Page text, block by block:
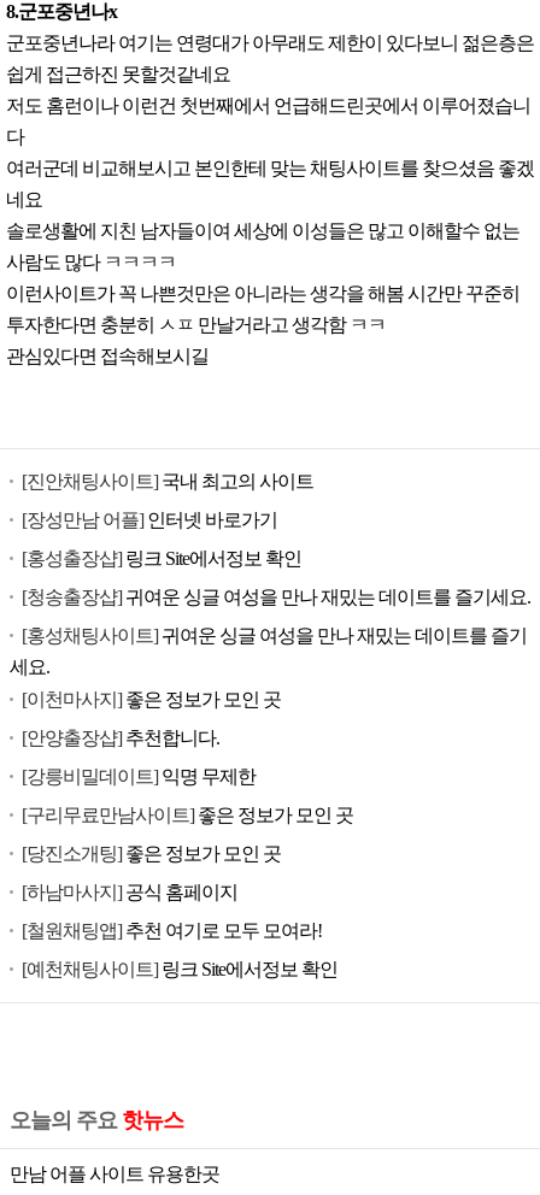
8.군포중년나x
군포중년나라 여기는 연령대가 아무래도 제한이 있다보니 젊은층은
쉽게 접근하진 못할것같네요
저도 홈런이나 이런건 첫번째에서 언급해드린곳에서 이루어졌습니
다
여러군데 비교해보시고 본인한테 맞는 채팅사이트를 찾으셨음 좋겠
네요
솔로생활에 지친 남자들이여 세상에 이성들은 많고 이해할수 없는
사람도 많다 ㅋㅋㅋㅋ
이런사이트가 꼭 나쁜것만은 아니라는 생각을 해봄 시간만 꾸준히
투자한다면 충분히 ㅅㅍ 만날거라고 생각함 ㅋㅋ
관심있다면 접속해보시길
[진안채팅사이트]국내 최고의 사이트
[장성만남 어플]인터넷 바로가기
[홍성출장샵]링크 Site에서정보 확인
[청송출장샵]귀여운 싱글 여성을 만나 재밌는 데이트를 즐기세요.
[홍성채팅사이트]귀여운 싱글 여성을 만나 재밌는 데이트를 즐기
세요.
[이천마사지]좋은 정보가 모인 곳
[안양출장샵]추천합니다.
[강릉비밀데이트]익명 무제한
[구리무료만남사이트]좋은 정보가 모인 곳
[당진소개팅]좋은 정보가 모인 곳
[하남마사지]공식 홈페이지
[철원채팅앱]추천 여기로 모두 모여라!
[예천채팅사이트]링크 Site에서정보 확인
오늘의 주요핫뉴스
만남 어플 사이트 유용한곳